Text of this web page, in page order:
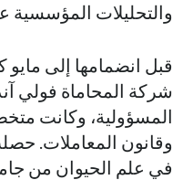
والتحليلات المؤسسية
قبل انضمامها إلى
شركة المحاماة فولي
المسؤولية، وكانت
وقانون المعاملات.
في علم الحيوان من